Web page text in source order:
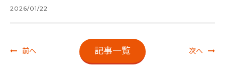
2026/01/22
前へ 記事一覧 次へ